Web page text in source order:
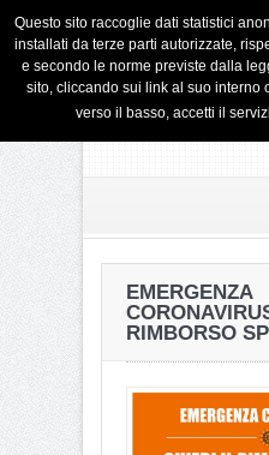
EMERGENZA
RIMBORSO
Questo sito raccoglie dati statistici
installati da terze parti autorizzate,
e secondo le norme previste dalla
sito, cliccando sui link al suo
verso il basso, accetti il